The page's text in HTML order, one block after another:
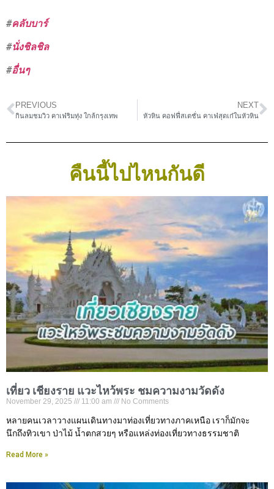
#คลับบาร์
#นั่งชิลชิล
#อื่นๆ
PREVIOUS
กินลมชมวิว คาเฟ่ริมทุ่ง ใกล้กรุงเทพ
NEXT
หัวหิน คอฟฟี่สเตชั่น คาเฟ่สุดเก๋ในหัวหิน
คืนนี้ไปไหนกันดี
เที่ยว เชียงราย แวะไหว้พระ ชมความงามวัดดัง
November 29, 2025 11:00 am No Comments
หลายคนเวลาวางแผนเดินทางมาท่องเที่ยวทางภาคเหนือ เราก็มักจะ
นึกถึงทิวเขา ป่าไม้ น้ำตกสวยๆ หรือแหล่งท่องเที่ยวทางธรรมชาติ
Read More »